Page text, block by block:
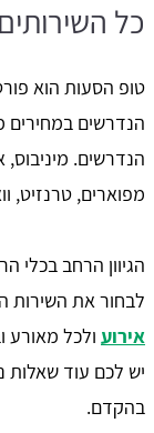
כל
טופ הסעות הוא
הנדרשים במחירים
הנדרשים. מיניבוס,
מפוארים, טרנזיט, וואן
הגיוון הרחב בכלי
לבחור את השירות
אירוע ולכל מאורע
יש לכם עוד שאלות
בהקדם.